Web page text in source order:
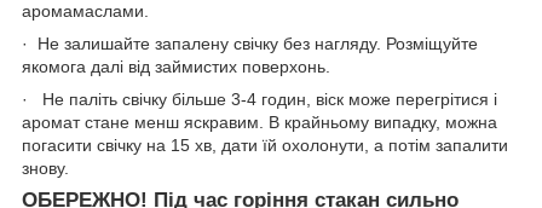
аромамаслами.
· Не залишайте запалену свічку без нагляду. Розміщуйте
якомога далі від займистих поверхонь.
· Не паліть свічку більше 3-4 годин, віск може перегрітися і
аромат стане менш яскравим. В крайньому випадку, можна
погасити свічку на 15 хв, дати їй охолонути, а потім запалити
знову.
ОБЕРЕЖНО! Під час горіння стакан сильно